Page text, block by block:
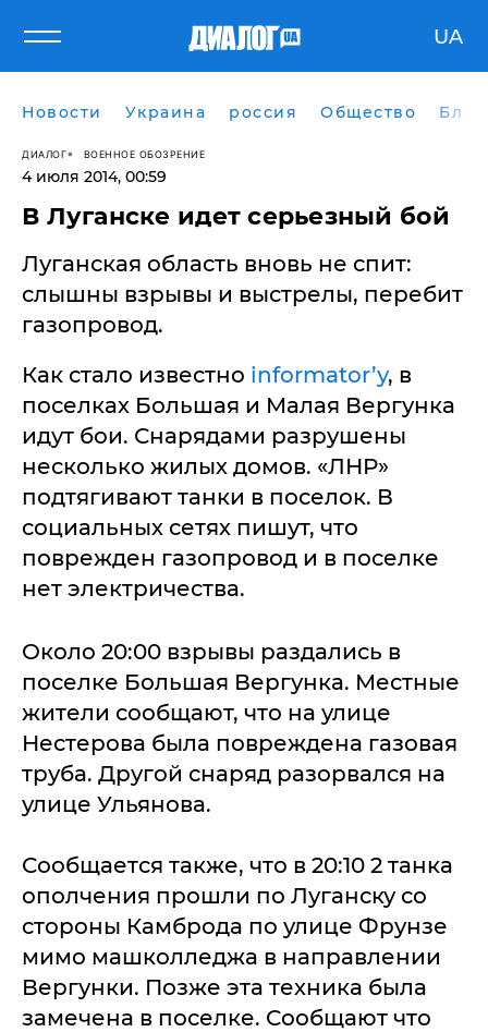
UA
Новости Украина россия Общество
ДИАЛОГ ВОЕННОЕ ОБОЗРЕНИЕ
4 июля 2014, 00:59
В Луганске идет серьезный бой
Луганская область вновь не спит:
слышны взрывы и выстрелы, перебит
газопровод.
Как стало известно informator’у, в
поселках Большая и Малая Вергунка
идут бои. Снарядами разрушены
несколько жилых домов. «ЛНР»
подтягивают танки в поселок. В
социальных сетях пишут, что
поврежден газопровод и в поселке
нет электричества.
Около 20:00 взрывы раздались в
поселке Большая Вергунка. Местные
жители сообщают, что на улице
Нестерова была повреждена газовая
труба. Другой снаряд разорвался на
улице Ульянова.
Сообщается также, что в 20:10 2 танка
ополчения прошли по Луганску со
стороны Камброда по улице Фрунзе
мимо машколледжа в направлении
Вергунки. Позже эта техника была
замечена в поселке. Сообщают что